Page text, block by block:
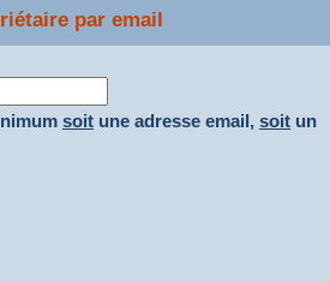
par email
soit une adresse email, soit un